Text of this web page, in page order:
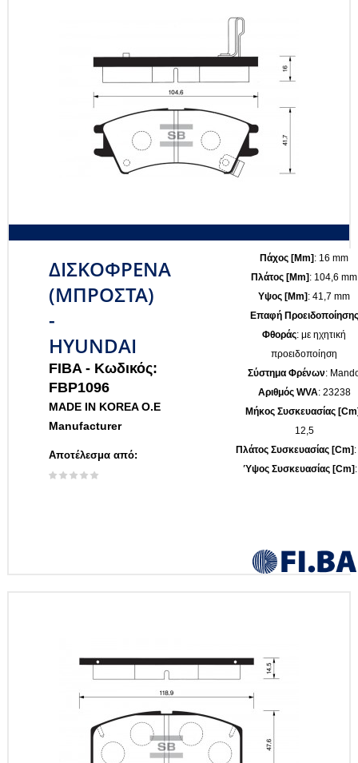
ΔΙΣΚΟΦΡΕΝΑ
(ΜΠΡΟΣΤΑ)
-
HYUNDAI
FIBA - Κωδικός:
FBP1096
MADE IN KOREA O.E
Manufacturer
Αποτέλεσμα από:
Πάχος [mm]: 16 mm
Πλάτος [mm]: 104,6 mm
Υψος [mm]: 41,7 mm
Επαφή Προειδοποίησης
Φθοράς: με ηχητική
προειδοποίηση
Σύστημα Φρένων:
Αριθμός WVA: 23238
Μήκος Συσκευασίας
12,5
Πλάτος Συσκευασίας [cm]
Ύψος Συσκευασίας [cm]